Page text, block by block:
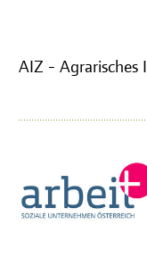
AIZ - Agrarisches